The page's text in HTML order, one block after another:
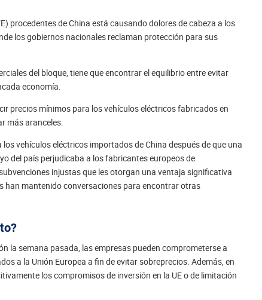
procedentes de China está causando dolores de cabeza a los
los gobiernos nacionales reclaman protección para sus
del bloque, tiene que encontrar el equilibrio entre evitar
economía.
precios mínimos para los vehículos eléctricos fabricados en
más aranceles.
vehículos eléctricos importados de China después de que una
del país perjudicaba a los fabricantes europeos de
injustas que les otorgan una ventaja significativa
han mantenido conversaciones para encontrar otras
la semana pasada, las empresas pueden comprometerse a
a la Unión Europea a fin de evitar sobreprecios. Además, en
los compromisos de inversión en la UE o de limitación